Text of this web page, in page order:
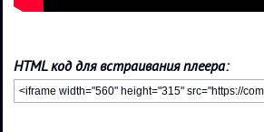
HTML код для встраивания плеера: